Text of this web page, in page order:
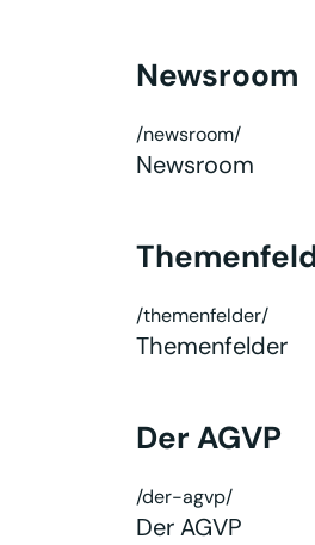
Newsroom
/newsroom/
Newsroom
/themenfelder/
Themenfelder
Der AGVP
/der-agvp/
Der AGVP